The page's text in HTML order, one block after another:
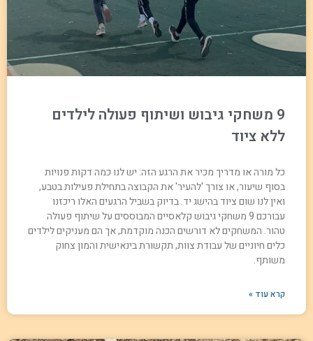
9 משחקי גיבוש ושיתוף פעולה לילדים
ללא ציוד
כל מורה או מדריך מכיר את הרגע הזה: יש לנו כמה דקות פנויות
בסוף שיעור, או צורך 'להעיר' את הקבוצה בתחילת פעילות בטבע,
ואין לנו שום ציוד בהישג יד. בדיוק בשביל הרגעים האלו ריכזנו
עבורכם 9 משחקי גיבוש קלאסיים המבוססים על שיתוף פעולה
טהור. המשחקים לא דורשים הכנה מוקדמת, אך הם מעניקים לילדים
כלים חיוניים של עבודת צוות, תקשורת בינאישית והמון צחוק
משותף.
קרא עוד »